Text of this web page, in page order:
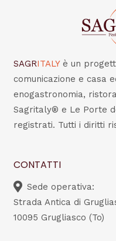
SAGRITALY è un
comunicazione e casa
enogastronomia,
Sagritaly® e Le Porte
registrati. Tutti i diritti
CONTATTI
Sede operativa:
Strada Antica di
10095 Grugliasco (To)